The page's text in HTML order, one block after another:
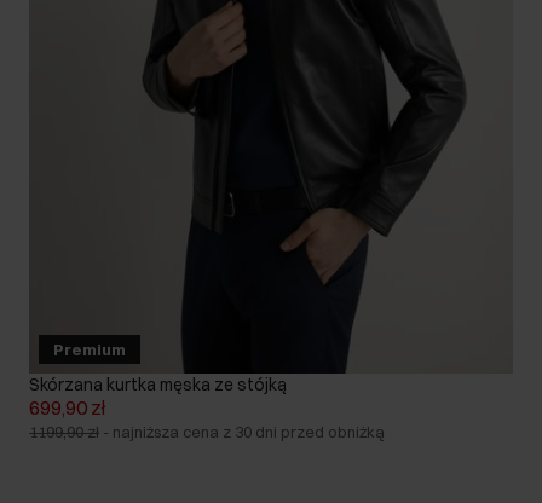
Premium
Skórzana kurtka męska ze stójką
699,90 zł
1199,90 zł - najniższa cena z 30 dni przed obniżką